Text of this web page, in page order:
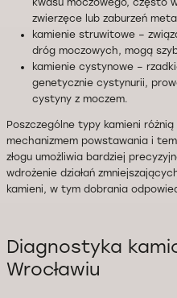
kwasu moczowego, często
zwierzęce lub zaburzeń
kamienie struwitowe –
dróg moczowych, mogą
kamienie cystynowe –
genetycznie cystynurii,
cystyny z moczem.
Poszczególne typy kamieni
mechanizmem powstawania i
złogu umożliwia bardziej
wdrożenie działań
kamieni, w tym dobrania
Diagnostyka
Wrocławiu